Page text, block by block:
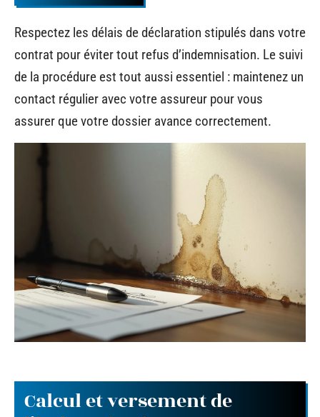
Respectez les délais de déclaration stipulés dans votre
contrat pour éviter tout refus d’indemnisation. Le suivi
de la procédure est tout aussi essentiel : maintenez un
contact régulier avec votre assureur pour vous
assurer que votre dossier avance correctement.
Calcul et versement de